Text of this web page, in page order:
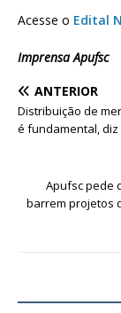
Acesse o Edital
Imprensa Apufsc
ANTERIOR
Distribuição de
é fundamental, diz
Apufsc pede
barrem projetos